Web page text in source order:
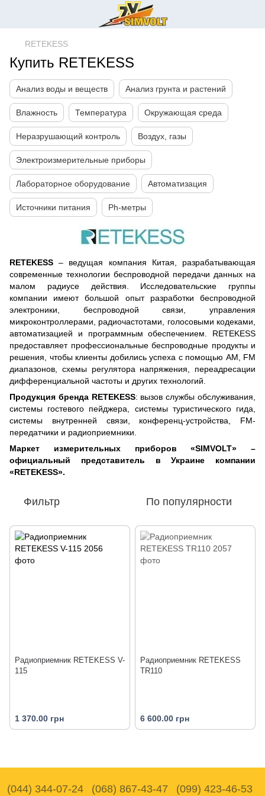
RETEKESS
Купить RETEKESS
Анализ воды и веществ Анализ грунта и растений
Влажность Температура Окружающая среда
Неразрушающий контроль Воздух, газы
Электроизмерительные приборы
Лабораторное оборудование Автоматизация
Источники питания Ph-метры
RETEKESS – ведущая компания Китая, разрабатывающая
современные технологии беспроводной передачи данных на
малом радиусе действия. Исследовательские группы
компании имеют большой опыт разработки беспроводной
электроники, беспроводной связи, управления
микроконтроллерами, радиочастотами, голосовыми кодеками,
автоматизацией и программным обеспечением. RETEKESS
предоставляет профессиональные беспроводные продукты и
решения, чтобы клиенты добились успеха с помощью AM, FM
диапазонов, схемы регулятора напряжения, переадресации
дифференциальной частоты и других технологий.
Продукция бренда RETEKESS: вызов службы обслуживания,
системы гостевого пейджера, системы туристического гида,
системы внутренней связи, конференц-устройства, FM-
передатчики и радиоприемники.
Маркет измерительных приборов«SIMVOLT» –
официальный представитель в Украине компании
«RETEKESS».
Фильтр По популярности
Радиоприемник RETEKESS V-
115
1 370.00 грн
Радиоприемник RETEKESS
TR110
6 600.00 грн
(044) 344-07-24 (068) 867-43-47 (099) 423-46-53